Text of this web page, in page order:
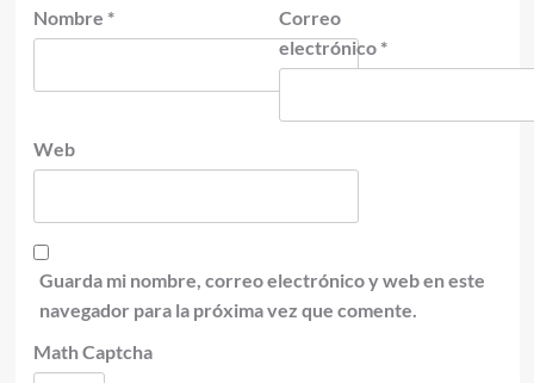
Nombre *
Correo
electrónico *
Web
Guarda mi nombre, correo electrónico y web en este
navegador para la próxima vez que comente.
Math Captcha